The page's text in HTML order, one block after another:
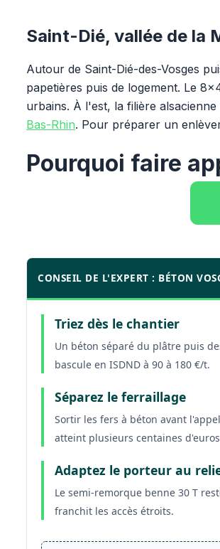
Saint-Dié, vallée de la
Autour de Saint-Dié-des-Vosges
papetières puis de logement. Le
urbains. À l'est, la filière
Bas-Rhin. Pour préparer un
Pourquoi faire
CONSEIL DE L'EXPERT : BÉTON
Triez dès le chantier
Un béton séparé du plâtre puis
bascule en ISDND à 90 à 180 €/t.
Séparez le ferraillage
Sortir les fers à béton avant
atteint plusieurs centaines
Adaptez le porteur au
Le semi-remorque benne 30 T
franchit les accès étroits.